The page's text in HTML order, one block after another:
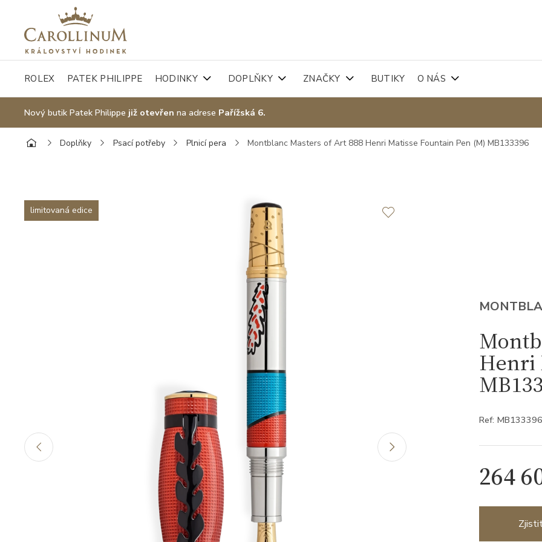
ROLEX PATEK PHILIPPE HODINKY DOPLŇKY ZNAČKY BUTIKY O NÁS
Nový butik Patek Philippe již otevřen na adrese Pařížská 6.
Doplňky Psací potřeby Plnicí pera Montblanc Masters of Art 888 Henri Matisse Fountain Pen (M) MB133396
limitovaná edice
Henri
Ref: MB133396
264